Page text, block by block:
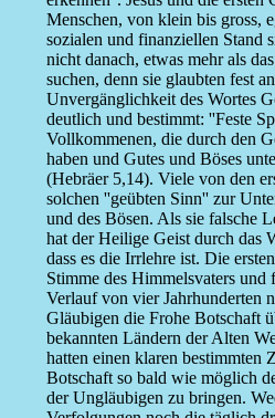
Menschen, von klein bis gross,
sozialen und finanziellen Stand
nicht danach, etwas mehr als
suchen, denn sie glaubten fest
Unvergänglichkeit des Wortes
deutlich und bestimmt: ''Feste
Vollkommenen, die durch den
haben und Gutes und Böses
(Hebräer 5,14). Viele von den
solchen ''geübten Sinn'' zur
und des Bösen. Als sie falsche
hat der Heilige Geist durch das
dass es die Irrlehre ist. Die
Stimme des Himmelsvaters
Verlauf von vier Jahrhunderten
Gläubigen die Frohe Botschaft
bekannten Ländern der Alten
hatten einen klaren bestimmten
Botschaft so bald wie möglich
der Ungläubigen zu bringen.